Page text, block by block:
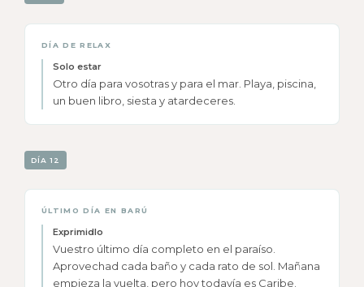
DÍA DE RELAX
Solo estar
Otro día para vosotras y para el mar. Playa, piscina,
un buen libro, siesta y atardeceres.
DÍA 12
ÚLTIMO DÍA EN BARÚ
Exprimidlo
Vuestro último día completo en el paraíso.
Aprovechad cada baño y cada rato de sol. Mañana
empieza la vuelta, pero hoy todavía es Caribe.